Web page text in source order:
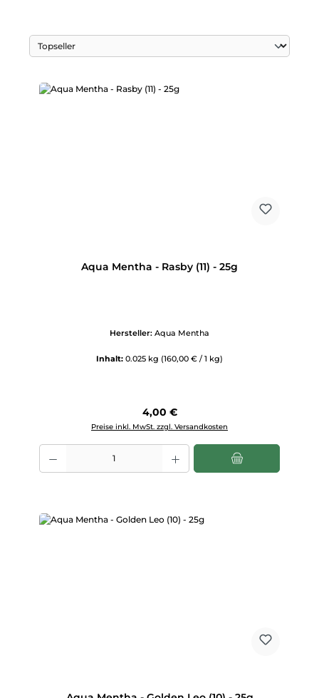
Aqua Mentha - Rasby (11) - 25g
Hersteller: Aqua Mentha
Inhalt: 0.025 kg (160,00 € / 1 kg)
Regulärer Preis:
4,00 €
Preise inkl. MwSt. zzgl. Versandkosten
Produkt Anzahl: Gib den gewünschten Wert ein oder benutze die